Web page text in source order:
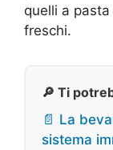
quelli a
freschi.
🔎 Ti
📄 La
sistema